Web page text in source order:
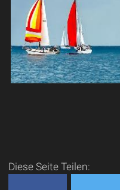
rund um das Golferparadies
Pattaya komme, zuerst
einmal ein paar Fakten und
Besonderheiten zum Golfen
in Pattaya und in T...
Wasserski, Windsurfen,
Diese Seite Teilen: